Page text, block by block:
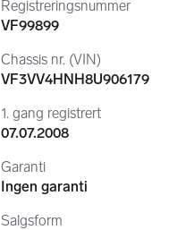
Registreringsnummer
VF99899
Chassis nr. (VIN)
VF3VV4HNH8U906179
1. gang registrert
07.07.2008
Garanti
Ingen garanti
Salgsform